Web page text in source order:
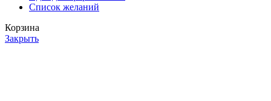
Список желаний
Корзина
Закрыть